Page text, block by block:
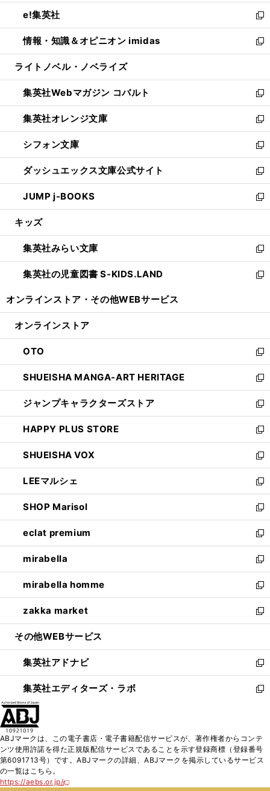
く
ウ
で
開
く
ン
ド
ウ
で
開
ウ
ィ
ン
ド
ウ
開
く
し
い
ウ
ィ
ン
ウ
で
開
く
e!集英社
新
し
い
ウ
ン
ド
ウ
で
開
く
情報・知識＆オピニオン imidas
新
し
ウ
ィ
ン
ド
ウ
で
開
く
ライトノベル・ノベライズ
集英社Webマガジン コバルト
新
し
い
ウ
ィ
ン
ド
ウ
で
開
集英社オレンジ文庫
新
し
い
ウ
ィ
ン
ド
ウ
開
く
シフォン文庫
新
し
い
ウ
ィ
ン
ウ
で
開
く
ダッシュエックス文庫公式サイト
新
し
い
ウ
ン
ド
ウ
で
JUMP j-BOOKS
新
し
ウ
ィ
ン
ド
開
キッズ
集英社みらい文庫
新
し
い
ン
ウ
で
開
く
集英社の児童図書 S-KIDS.LAND
新
ウ
ン
ド
ウ
で
開
く
オンラインストア・ その他WEBサービス
オンラインストア
OTO
新
し
い
ウ
ィ
ン
ド
ウ
で
開
く
SHUEISHA MANGA-ART HERITAGE
新
し
い
ウ
ィ
ン
ド
ウ
で
開
く
ジャンプキャラクターズストア
新
し
い
ウ
ィ
ン
ド
ウ
で
開
く
HAPPY PLUS STORE
新
し
い
ウ
ィ
ン
ド
ウ
で
開
く
SHUEISHA VOX
新
し
い
ウ
ィ
ン
ド
ウ
で
開
く
LEEマルシェ
新
し
い
ウ
ィ
ン
ド
ウ
で
開
く
SHOP Marisol
新
し
い
ウ
ィ
ン
ド
ウ
で
開
eclat premium
新
し
い
ウ
ィ
ン
ド
ウ
開
く
mirabella
新
し
い
ウ
ィ
ン
ウ
で
開
く
mirabella homme
新
し
い
ウ
ン
ド
ウ
で
zakka market
新
し
ウ
ィ
ン
ド
く
その他WEBサービス
集英社アドナビ
新
し
い
ド
ウ
で
集英社エディターズ・ラボ
新
ィ
ン
ABJマークは、この電子書店・電子書籍配信サービスが、著作権者からコンテ
ンツ使用許諾を得た正規版配信サービスであることを示す登録商標（登録番号
第6091713号）です。ABJマークの詳細、ABJマークを掲示しているサービス
の一覧はこちら。
https://aebs.or.jp/
新